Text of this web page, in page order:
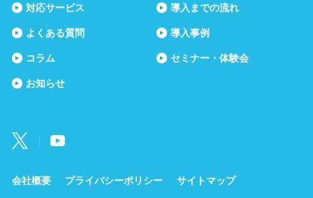
対応サービス 導入までの流れ
よくある質問 導入事例
コラム セミナー・体験会
お知らせ
会社概要 プライバシーポリシー サイトマップ